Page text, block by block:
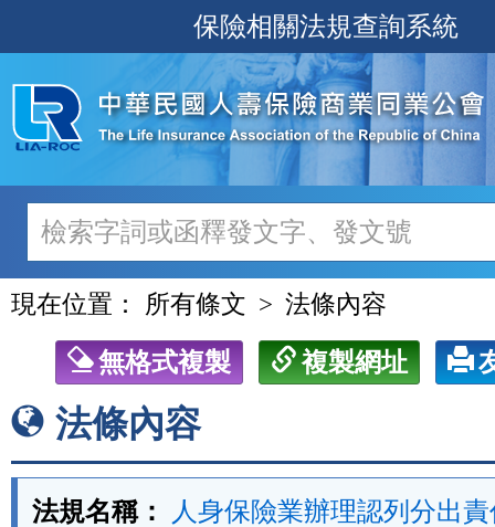
至
主
內
容
保險相關法規查詢系統
現在位置： 所有條文 法條內容
無格式複製 複製網址
法條內容
法規名稱：
人身保險業辦理認列分出